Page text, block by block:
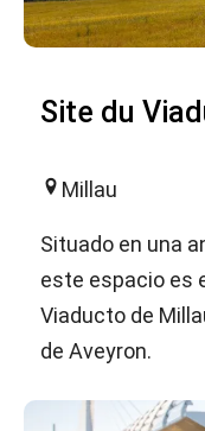
Site du
Millau
Situado en una
este espacio es
Viaducto de
de Aveyron.